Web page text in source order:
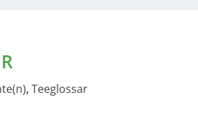
, Teeglossar